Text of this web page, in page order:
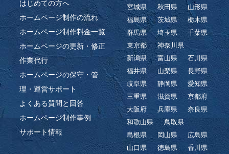
はじめての方へ
ホームページ制作の流れ
ホームページ制作料金一覧
ホームページの更新・修正
作業代行
ホームページの保守・管
理・運営サポート
よくある質問と回答
ホームページ制作事例
サポート情報
宮城県
秋田県
山形県
福島県
茨城県
栃木県
群馬県
埼玉県
千葉県
東京都
神奈川県
新潟県
富山県
石川県
福井県
山梨県
長野県
岐阜県
静岡県
愛知県
三重県
滋賀県
京都府
大阪府
兵庫県
奈良県
和歌山県
鳥取県
島根県
岡山県
広島県
山口県
徳島県
香川県